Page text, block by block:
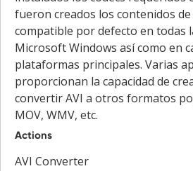
fueron creados los contenidos de
compatible por defecto en todas
Microsoft Windows así como en
plataformas principales. Varias
proporcionan la capacidad de
convertir AVI a otros formatos
MOV, WMV, etc.
Actions
AVI Converter